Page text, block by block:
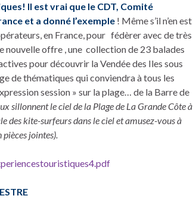
Il est vrai que le CDT, Comité
et a donné l’exemple ! Même s’il n’en est
en France, pour fédèrer avec de très
nouvelle offre , une collection de 23 balades
pour découvrir la Vendée des Iles sous
de thématiques qui conviendra à tous les
session » sur la plage… de la Barre de
sillonnent le ciel de la Plage de La Grande Côte à
des kite-surfeurs dans le ciel et amusez-vous à
jointes).